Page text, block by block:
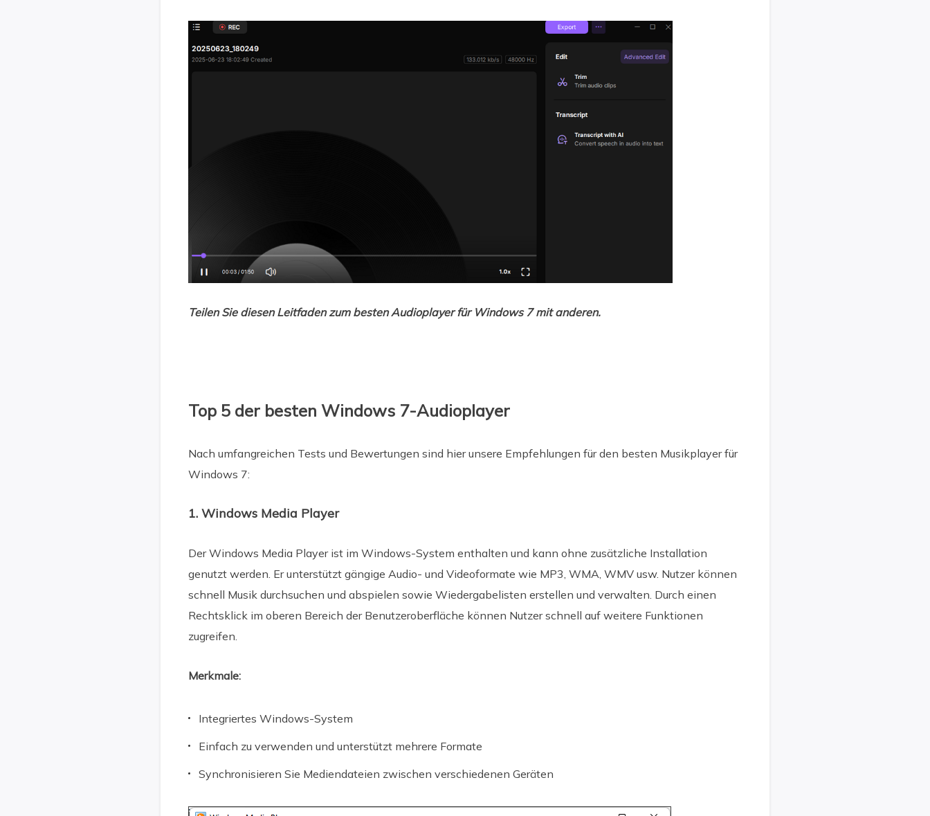
Teilen Sie diesen Leitfaden zum besten Audioplayer für Windows 7 mit anderen.
Top 5 der besten Windows 7-Audioplayer
Nach umfangreichen Tests und Bewertungen sind hier unsere Empfehlungen für den besten Musikplayer für
Windows 7:
1. Windows Media Player
Der Windows Media Player ist im Windows-System enthalten und kann ohne zusätzliche Installation
genutzt werden. Er unterstützt gängige Audio- und Videoformate wie MP3, WMA, WMV usw. Nutzer können
schnell Musik durchsuchen und abspielen sowie Wiedergabelisten erstellen und verwalten. Durch einen
Rechtsklick im oberen Bereich der Benutzeroberfläche können Nutzer schnell auf weitere Funktionen
zugreifen.
Merkmale:
Integriertes Windows-System
Einfach zu verwenden und unterstützt mehrere Formate
Synchronisieren Sie Mediendateien zwischen verschiedenen Geräten